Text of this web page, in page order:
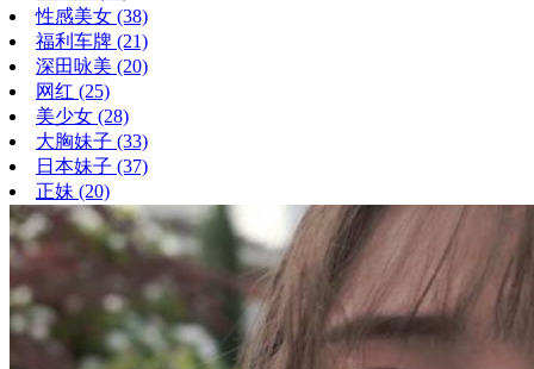
性感美女 (38)
福利车牌 (21)
深田咏美 (20)
网红 (25)
美少女 (28)
大胸妹子 (33)
日本妹子 (37)
正妹 (20)